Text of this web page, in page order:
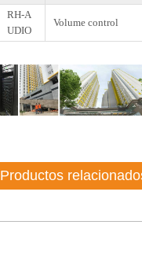
RH-A
UDIO
Volume control
Productos